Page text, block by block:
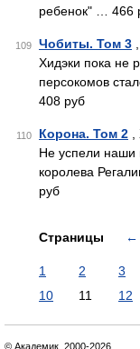
ребенок" … 466
109 Чобиты. Том 3
Хидэки пока не
персокомов
408 руб
110 Корона. Том 2
Не успели наши
королева
руб
Страницы ←
1 2 3
10
11 12
© Академик, 2000-2026